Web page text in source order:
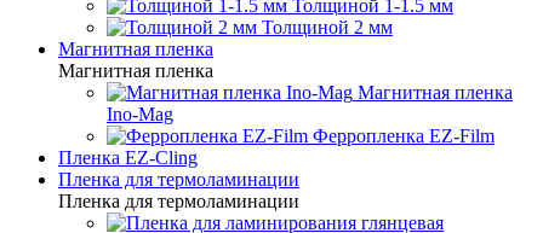
Толщиной 1-1.5 мм
Толщиной 2 мм
Магнитная пленка
Магнитная пленка
Магнитная пленка
Ino-Mag
Ферропленка EZ-Film
Пленка EZ-Cling
Пленка для термоламинации
Пленка для термоламинации